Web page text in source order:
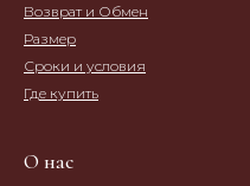
О нас
Где купить
Возврат и Обмен
Размер
Сроки и условия